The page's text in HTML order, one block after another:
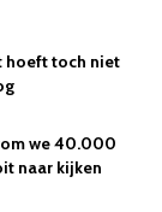
hoeft toch niet
we 40.000
naar kijken